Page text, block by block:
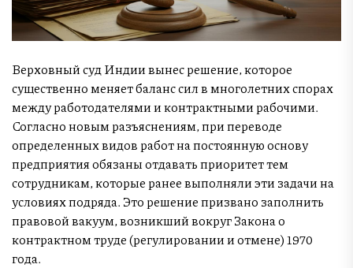
Верховный суд Индии вынес решение, которое
существенно меняет баланс сил в многолетних спорах
между работодателями и контрактными рабочими.
Согласно новым разъяснениям, при переводе
определенных видов работ на постоянную основу
предприятия обязаны отдавать приоритет тем
сотрудникам, которые ранее выполняли эти задачи на
условиях подряда. Это решение призвано заполнить
правовой вакуум, возникший вокруг Закона о
контрактном труде (регулировании и отмене) 1970
года.